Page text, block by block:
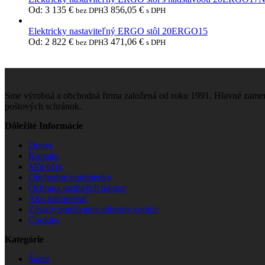
Od: 3 135 € bez DPH3 856,05 € s DPH
Elektricky nastaviteľný ERGO stôl 20ERGO15
Od: 2 822 € bez DPH3 471,06 € s DPH
Sme výrobná a obchodná firma založená od roku 1991. Hlavné
poštových schránok.
Dôležité Informácie
Dopyt
Kontakt
Môj účet
Obchodné podmienky
Ochrana osobných údajov
Ako nakupovať
Zásady používania súborov cookie
Cookies
Kategórie
Šatňa